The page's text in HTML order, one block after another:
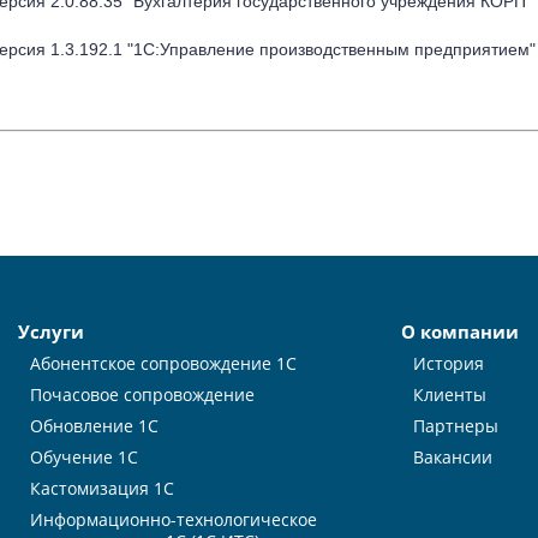
1.3.192.1 "1С:Управление производственным предприятием"
Услуги
Абонентское сопровождение 1С
Почасовое сопровождение
Обновление 1С
Обучение 1С
Кастомизация 1С
Информационно-технологическое
О компании
История
Клиенты
Партнеры
Вакансии